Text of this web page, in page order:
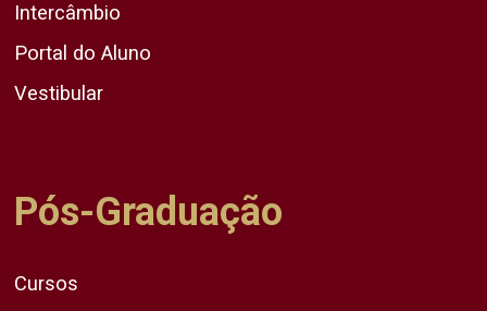
Intercâmbio
Portal do Aluno
Vestibular
Pós-Graduação
Cursos